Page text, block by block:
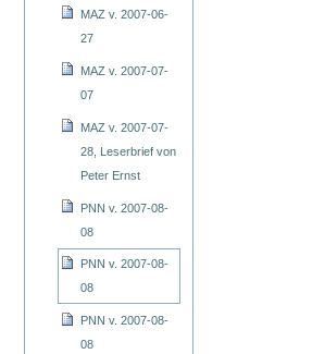
MAZ v. 2007-06-
27
MAZ v. 2007-07-
07
MAZ v. 2007-07-
28, Leserbrief von
Peter Ernst
PNN v. 2007-08-
08
PNN v. 2007-08-
08
PNN v. 2007-08-
08